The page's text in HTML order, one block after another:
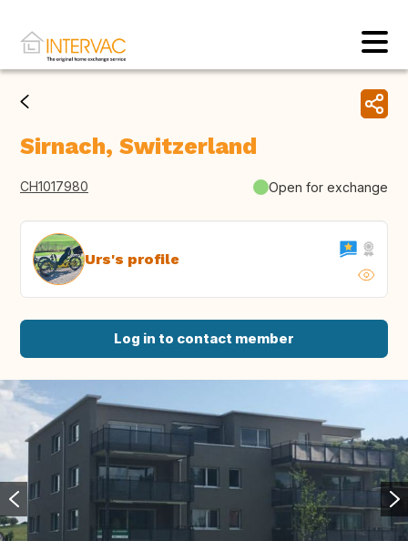
Sirnach, Switzerland
CH1017980 Open for exchange
Urs's profile
Log in to contact member